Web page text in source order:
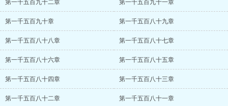
第一千五百九十二章 第一千五百九十一章
第一千五百九十章 第一千五百八十九章
第一千五百八十八章 第一千五百八十七章
第一千五百八十六章 第一千五百八十五章
第一千五百八十四章 第一千五百八十三章
第一千五百八十二章 第一千五百八十一章